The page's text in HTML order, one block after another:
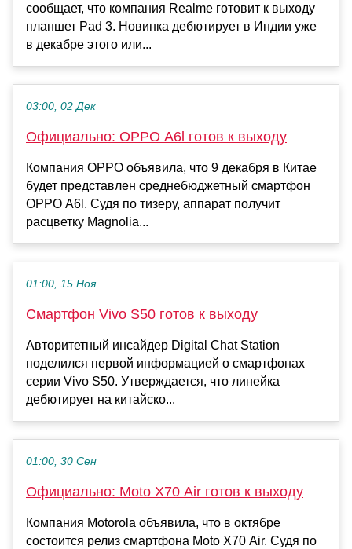
сообщает, что компания Realme готовит к выходу
планшет Pad 3. Новинка дебютирует в Индии уже
в декабре этого или...
03:00, 02 Дек
Официально: OPPO A6l готов к выходу
Компания OPPO объявила, что 9 декабря в Китае
будет представлен среднебюджетный смартфон
OPPO A6l. Судя по тизеру, аппарат получит
расцветку Magnolia...
01:00, 15 Ноя
Смартфон Vivo S50 готов к выходу
Авторитетный инсайдер Digital Chat Station
поделился первой информацией о смартфонах
серии Vivo S50. Утверждается, что линейка
дебютирует на китайско...
01:00, 30 Сен
Официально: Moto X70 Air готов к выходу
Компания Motorola объявила, что в октябре
состоится релиз смартфона Moto X70 Air. Судя по